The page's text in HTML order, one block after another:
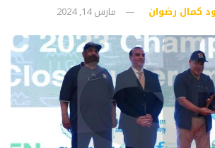
كمال رضوان مارس 14, 2024